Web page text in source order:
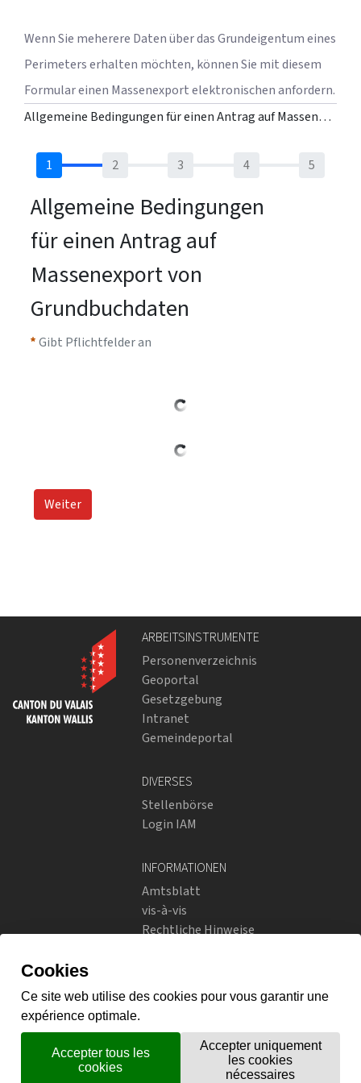
Wenn Sie meherere Daten über das Grundeigentum eines
Perimeters erhalten möchten, können Sie mit diesem
Formular einen Massenexport elektronischen anfordern.
Allgemeine Bedingungen für einen Antrag auf Massenexport von Grundbuchdaten
Allgemeine Bedingungen
für einen Antrag auf
Massenexport von
Grundbuchdaten
Gibt Pflichtfelder an
Weiter
ARBEITSINSTRUMENTE
Personenverzeichnis
Geoportal
Gesetzgebung
Intranet
Gemeindeportal
DIVERSES
Stellenbörse
Login IAM
INFORMATIONEN
Amtsblatt
vis-à-vis
Rechtliche Hinweise
Instagram
flickr